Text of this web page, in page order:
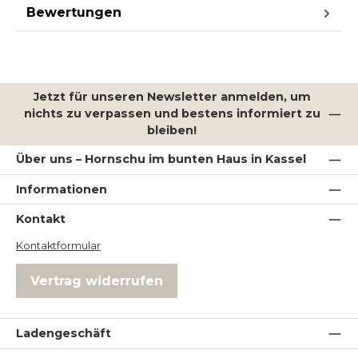
Bewertungen
Jetzt für unseren Newsletter anmelden, um
nichts zu verpassen und bestens informiert zu
bleiben!
Über uns – Hornschu im bunten Haus in Kassel
Informationen
Kontakt
Kontaktformular
Vertrag widerrufen
Ladengeschäft